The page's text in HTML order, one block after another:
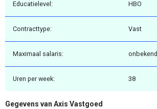
Educatielevel: HBO
Contracttype: Vast
Maximaal salaris: onbekend
Uren per week: 38
Gegevens van Axis Vastgoed